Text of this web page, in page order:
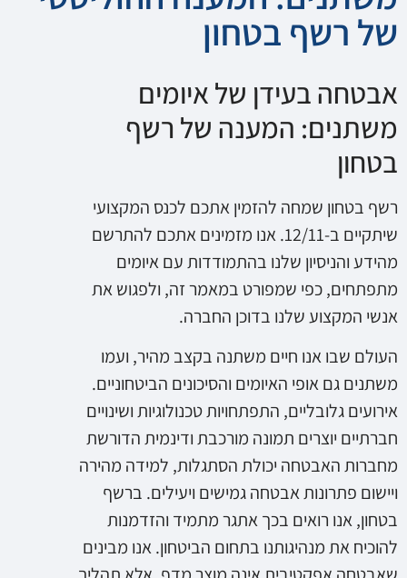
של רשף בטחון
אבטחה בעידן של איומים
משתנים: המענה של רשף
בטחון
רשף בטחון שמחה להזמין אתכם לכנס המקצועי
שיתקיים ב-12/11. אנו מזמינים אתכם להתרשם
מהידע והניסיון שלנו בהתמודדות עם איומים
מתפתחים, כפי שמפורט במאמר זה, ולפגוש את
אנשי המקצוע שלנו בדוכן החברה.
העולם שבו אנו חיים משתנה בקצב מהיר, ועמו
משתנים גם אופי האיומים והסיכונים הביטחוניים.
אירועים גלובליים, התפתחויות טכנולוגיות ושינויים
חברתיים יוצרים תמונה מורכבת ודינמית הדורשת
מחברות האבטחה יכולת הסתגלות, למידה מהירה
ויישום פתרונות אבטחה גמישים ויעילים. ברשף
בטחון, אנו רואים בכך אתגר מתמיד והזדמנות
להוכיח את מנהיגותנו בתחום הביטחון. אנו מבינים